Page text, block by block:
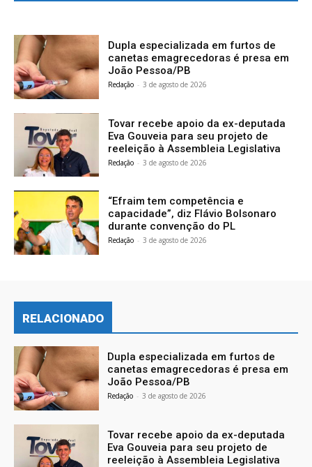
Dupla especializada em furtos de
canetas emagrecedoras é presa em
João Pessoa/PB
Redação - 3 de agosto de 2026
Tovar recebe apoio da ex-deputada
Eva Gouveia para seu projeto de
reeleição à Assembleia Legislativa
Redação - 3 de agosto de 2026
“Efraim tem competência e
capacidade”, diz Flávio Bolsonaro
durante convenção do PL
Redação - 3 de agosto de 2026
RELACIONADO
Dupla especializada em furtos de
canetas emagrecedoras é presa em
João Pessoa/PB
Redação - 3 de agosto de 2026
Tovar recebe apoio da ex-deputada
Eva Gouveia para seu projeto de
reeleição à Assembleia Legislativa